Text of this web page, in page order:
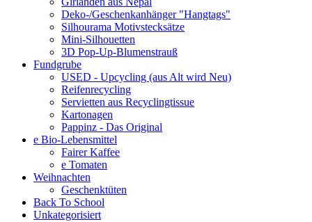
Deko-/Geschenkanhänger "Hangtags"
Silhourama Motivstecksätze
Mini-Silhouetten
3D Pop-Up-Blumenstrauß
Fundgrube
USED - Upcycling (aus Alt wird Neu)
Reifenrecycling
Servietten aus Recyclingtissue
Kartonagen
Pappinz - Das Original
e Bio-Lebensmittel
Fairer Kaffee
e Tomaten
Weihnachten
Geschenktüten
Back To School
Unkategorisiert